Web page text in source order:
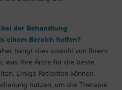
bei der Behandlung
einem Bereich helfen?
hängt dies sowohl von Ihrem
was Ihre Ärzte für die beste
Einige Patienten können
nutzen, um die Therapie